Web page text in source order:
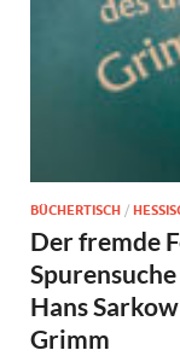
BÜCHERTISCH /
Der fremde
Hans
Grimm